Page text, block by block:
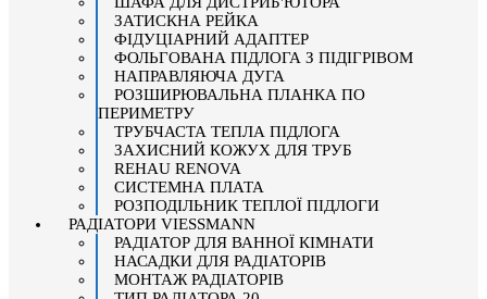
ЗАТИСКНА РЕЙКА
ФІДУЦІАРНИЙ АДАПТЕР
ФОЛЬГОВАНА ПІДЛОГА З ПІДІГРІВОМ
НАПРАВЛЯЮЧА ДУГА
РОЗШИРЮВАЛЬНА ПЛАНКА ПО
ПЕРИМЕТРУ
ТРУБЧАСТА ТЕПЛА ПІДЛОГА
ЗАХИСНИЙ КОЖУХ ДЛЯ ТРУБ
REHAU RENOVA
СИСТЕМНА ПЛАТА
РОЗПОДІЛЬНИК ТЕПЛОЇ ПІДЛОГИ
РАДІАТОРИ VIESSMANN
РАДІАТОР ДЛЯ ВАННОЇ КІМНАТИ
НАСАДКИ ДЛЯ РАДІАТОРІВ
МОНТАЖ РАДІАТОРІВ